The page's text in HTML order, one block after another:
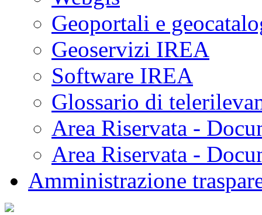
Geoportali e
Geoservizi IREA
Software IREA
Glossario di
Area Riservata -
Area Riservata -
Amministrazione